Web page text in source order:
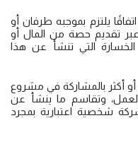
يلتزم بموجبه طرفان أو
تقديم حصة من المال أو
التي تنشأ عن هذا
أكثر بالمشاركة في مشروع
وتقاسم ما ينشأ عن
شخصية اعتبارية بمجرد